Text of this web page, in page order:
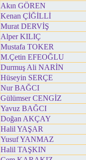
Akın GÖREN
Kenan ÇİĞİLLİ
Murat DERVİŞ
Alper KILIÇ
Mustafa TOKER
M.Çetin EFEOĞLU
Durmuş Ali NARİN
Hüseyin SERÇE
Nur BAĞCI
Gülümser CENGİZ
Yavuz BAĞCI
Doğan AKÇAY
Halil YAŞAR
Yusuf YANMAZ
Halil TAŞKIN